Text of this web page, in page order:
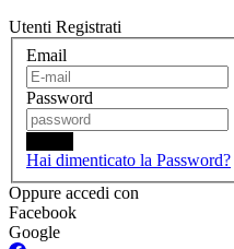
Utenti Registrati
Email
Password
Hai dimenticato la Password?
Oppure accedi con
Facebook
Google